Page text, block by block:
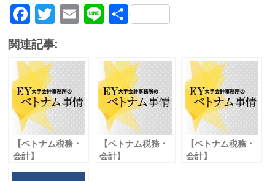
F
ac
e
b
o
o
k
T
itt
er
E
l
Li 共
関連記事:
【ベトナム税務・
会計】
【ベトナム税務・
会計】
【ベトナム税務・
会計】